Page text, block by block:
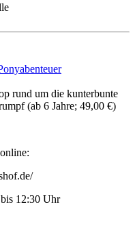
rund um die kunterbunte
(ab 6 Jahre; 49,00 €)
bis 12:30 Uhr